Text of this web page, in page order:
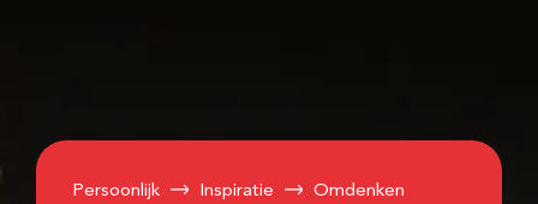
Persoonlijk Inspiratie
Omdenken